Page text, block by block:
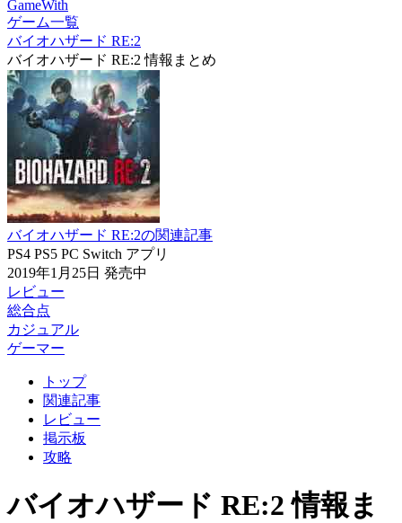
GameWith
ゲーム一覧
バイオハザード RE:2
バイオハザード RE:2 情報まとめ
バイオハザード RE:2の関連記事
PS4 PS5 PC Switch アプリ
2019年1月25日 発売中
レビュー
総合点
カジュアル
ゲーマー
トップ
関連記事
レビュー
掲示板
攻略
バイオハザード RE:2 情報ま